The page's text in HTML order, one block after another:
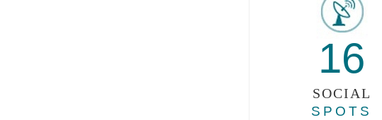
16
SOCIAL
SPOTS